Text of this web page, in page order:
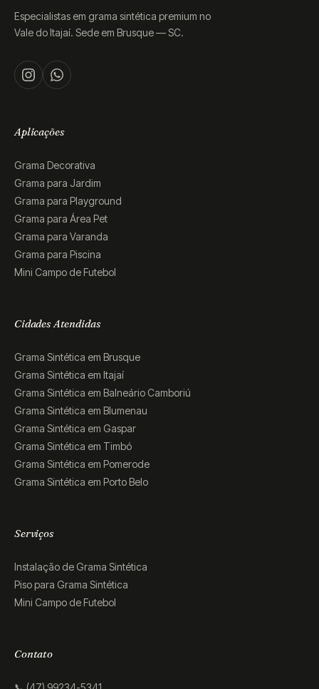
Especialistas em grama sintética premium no
Vale do Itajaí. Sede em Brusque — SC.
Aplicações
Grama Decorativa
Grama para Jardim
Grama para Playground
Grama para Área Pet
Grama para Varanda
Grama para Piscina
Mini Campo de Futebol
Cidades Atendidas
Grama Sintética em Brusque
Grama Sintética em Itajaí
Grama Sintética em Balneário Camboriú
Grama Sintética em Blumenau
Grama Sintética em Gaspar
Grama Sintética em Timbó
Grama Sintética em Pomerode
Grama Sintética em Porto Belo
Serviços
Instalação de Grama Sintética
Piso para Grama Sintética
Mini Campo de Futebol
Contato